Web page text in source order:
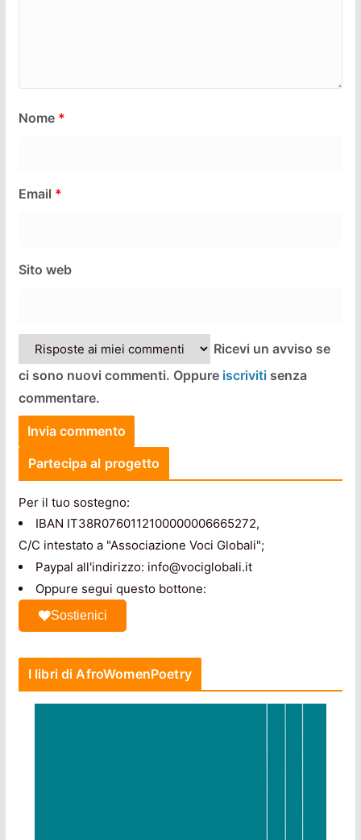
Nome *
Email *
Sito web
Ricevi un avviso se
ci sono nuovi commenti. Oppure iscrivitisenza
commentare.
Partecipa al progetto
Per il tuo sostegno:
IBAN IT38R0760112100000006665272,
C/C intestato a "Associazione Voci Globali";
Paypal all'indirizzo: info@vociglobali.it
Oppure segui questo bottone:
Sostienici
I libri di AfroWomenPoetry